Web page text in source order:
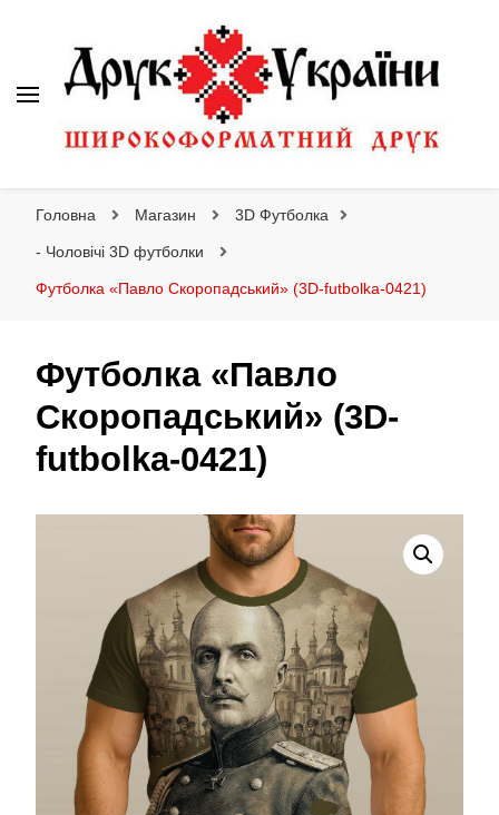
Головна Магазин 3D Футболка
- Чоловічі 3D футболки
Футболка «Павло Скоропадський» (3D-futbolka-0421)
Футболка «Павло
Скоропадський» (3D-
futbolka-0421)